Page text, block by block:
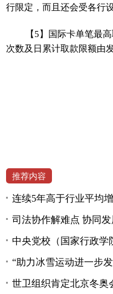
行限定，而且还会受各行
【5】国际卡单笔最
次数及日累计取款限额由
推荐内容
连续5年高于行业平均
司法协作解难点 协同
中央党校（国家行政学
“助力冰雪运动进一步
世卫组织肯定北京冬奥